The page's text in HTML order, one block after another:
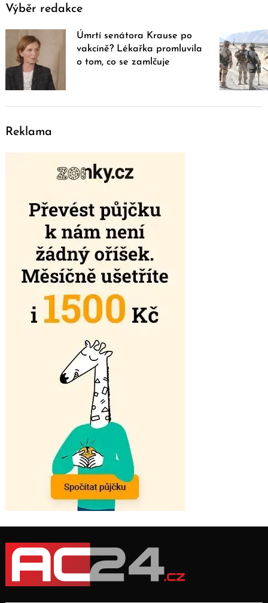
Výběr redakce
Úmrtí senátora Krause po
vakcíně? Lékařka promluvila
o tom, co se zamlčuje
Reklama